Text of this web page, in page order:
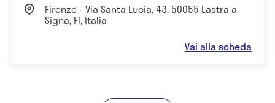
Firenze - Via Santa Lucia, 43, 50055 Lastra a
Signa, FI, Italia
Vai alla scheda